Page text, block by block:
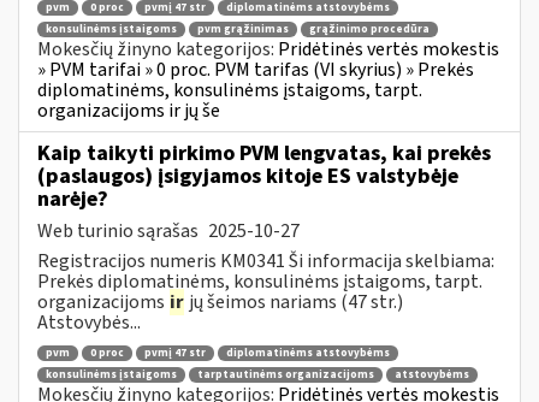
pvm 0 proc pvmį 47 str
diplomatinėms atstovybėms
konsulinėms įstaigoms
pvm grąžinimas grąžinimo procedūra
Mokesčių žinyno kategorijos: Pridėtinės vertės mokestis
» PVM tarifai » 0 proc. PVM tarifas (VI skyrius) » Prekės
diplomatinėms, konsulinėms įstaigoms, tarpt.
organizacijoms ir jų še
Kaip taikyti pirkimo PVM lengvatas, kai prekės
(paslaugos) įsigyjamos kitoje ES valstybėje
narėje?
Web turinio sąrašas 2025-10-27
Registracijos numeris KM0341 Ši informacija skelbiama:
Prekės diplomatinėms, konsulinėms įstaigoms, tarpt.
organizacijoms ir jų šeimos nariams (47 str.)
Atstovybės...
pvm 0 proc pvmį 47 str
diplomatinėms atstovybėms
konsulinėms įstaigoms
tarptautinėms organizacijoms atstovybėms
Mokesčių žinyno kategorijos: Pridėtinės vertės mokestis